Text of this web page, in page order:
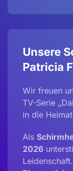
Unsere
Patricia
Wir freuen
TV-Serie
in die
Als
2026